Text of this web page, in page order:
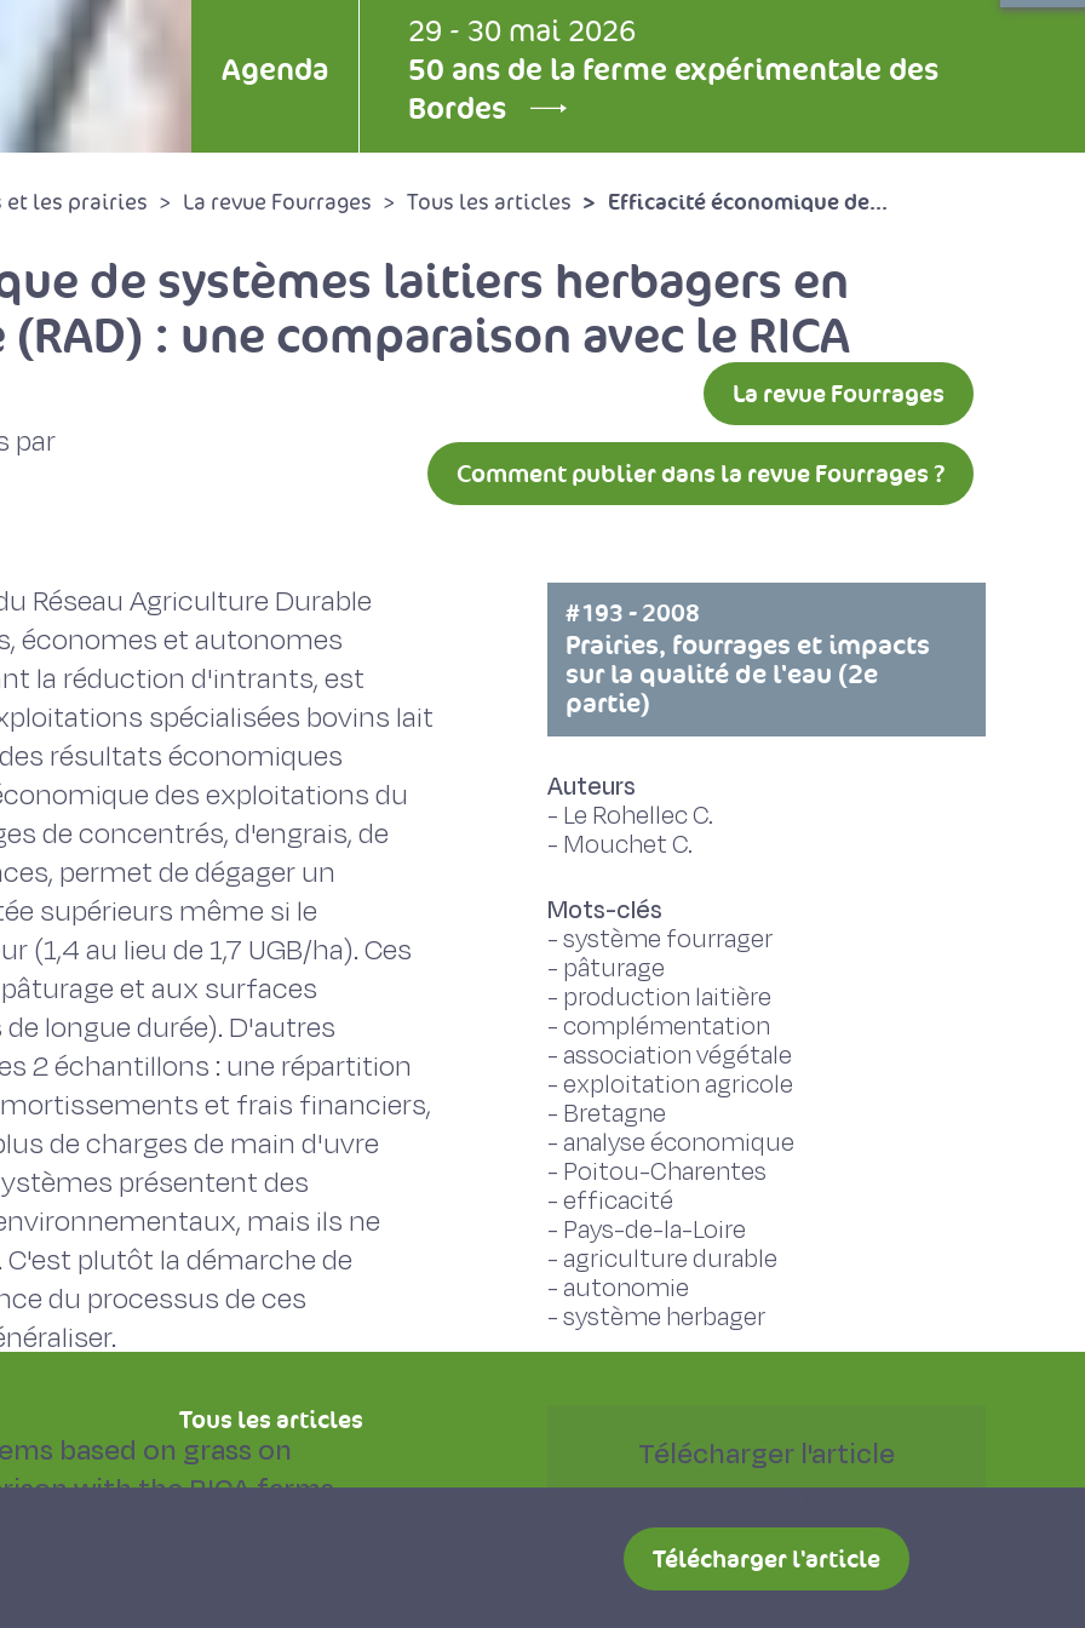
Agenda
29 - 30 mai 2026
50 ans de la ferme expérimentale des
Bordes
et les prairies La revue Fourrages Tous les articles Efficacité économique de...
de systèmes laitiers herbagers en
: une comparaison avec le RICA
par
La revue Fourrages
Comment publier dans la revue Fourrages ?
Réseau Agriculture Durable
économes et autonomes
la réduction d'intrants, est
spécialisées bovins lait
résultats économiques
des exploitations du
de concentrés, d'engrais, de
permet de dégager un
supérieurs même si le
au lieu de 1,7 UGB/ha). Ces
et aux surfaces
longue durée). D'autres
2 échantillons : une répartition
et frais financiers,
de charges de main d'uvre
présentent des
mais ils ne
plutôt la démarche de
du processus de ces
based on grass on
with the RICA farms
#193 - 2008
Prairies, fourrages et impacts
sur la qualité de l'eau (2e
partie)
Auteurs
- Le Rohellec C.
- Mouchet C.
Mots-clés
-système fourrager
- pâturage
- production laitière
-complémentation
- association végétale
-exploitation agricole
- Bretagne
- analyse économique
- Poitou-Charentes
-efficacité
- Pays-de-la-Loire
- agriculture durable
- autonomie
-système herbager
Télécharger l'article
Télécharger l'article
Tous les articles